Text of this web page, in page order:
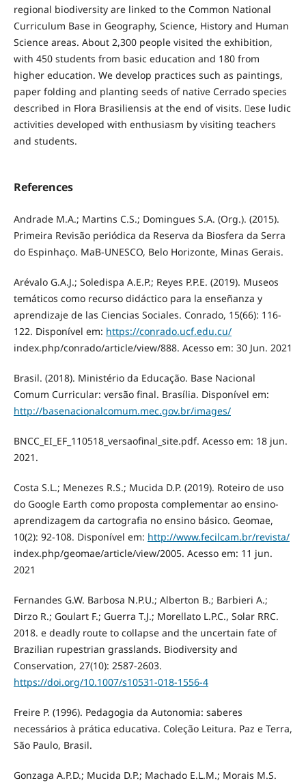
regional biodiversity are linked to the Common National
Curriculum Base in Geography, Science, History and Human
Science areas. About 2,300 people visited the exhibition,
with 450 students from basic education and 180 from
higher education. We develop practices such as paintings,
paper folding and planting seeds of native Cerrado species
described in Flora Brasiliensis at the end of visits. ese ludic
activities developed with enthusiasm by visiting teachers
and students.
References
Andrade M.A.; Martins C.S.; Domingues S.A. (Org.). (2015).
Primeira Revisão periódica da Reserva da Biosfera da Serra
do Espinhaço. MaB-UNESCO, Belo Horizonte, Minas Gerais.
Arévalo G.A.J.; Soledispa A.E.P.; Reyes P.P.E. (2019). Museos
temáticos como recurso didáctico para la enseñanza y
aprendizaje de las Ciencias Sociales. Conrado, 15(66): 116-
122. Disponível em: https://conrado.ucf.edu.cu/
index.php/conrado/article/view/888. Acesso em: 30 Jun. 2021
Brasil. (2018). Ministério da Educação. Base Nacional
Comum Curricular: versão final. Brasília. Disponível em:
http://basenacionalcomum.mec.gov.br/images/
BNCC_EI_EF_110518_versaofinal_site.pdf. Acesso em: 18 jun.
2021.
Costa S.L.; Menezes R.S.; Mucida D.P. (2019). Roteiro de uso
do Google Earth como proposta complementar ao ensino-
aprendizagem da cartografia no ensino básico. Geomae,
10(2): 92-108. Disponível em: http://www.fecilcam.br/revista/
index.php/geomae/article/view/2005. Acesso em: 11 jun.
2021
Fernandes G.W. Barbosa N.P.U.; Alberton B.; Barbieri A.;
Dirzo R.; Goulart F.; Guerra T.J.; Morellato L.P.C., Solar RRC.
2018. e deadly route to collapse and the uncertain fate of
Brazilian rupestrian grasslands. Biodiversity and
Conservation, 27(10): 2587-2603.
https://doi.org/10.1007/s10531-018-1556-4
Freire P. (1996). Pedagogia da Autonomia: saberes
necessários à prática educativa. Coleção Leitura. Paz e Terra,
São Paulo, Brasil.
Gonzaga A.P.D.; Mucida D.P.; Machado E.L.M.; Morais M.S.